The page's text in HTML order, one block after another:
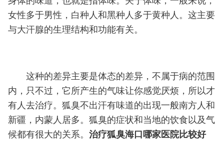
女性多于男性，白种人和黑种人多于黄种人。这主要
与大汗腺的生理结构和功能有关。
这种的差异主要是体态的差异，不属于病的范围
内，只不过，它所产生的气味让你感觉厌烦，所以才
有人去治疗。狐臭不出汗有味道的出现一般南方人和
新疆，内蒙人居多。狐臭的症状和当地的饮食以及气
候都有很大的关系。 治疗狐臭海口哪家医院比较好